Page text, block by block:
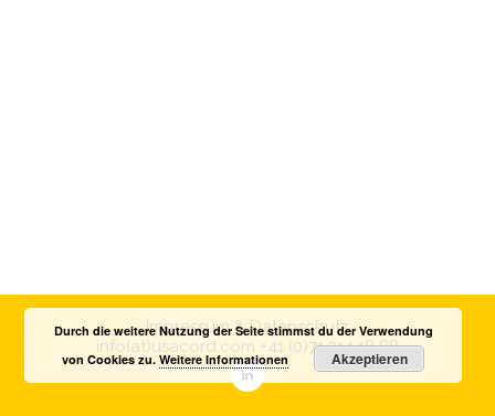
Impressum & Datenschutz
info(at)usacord.com +41 (0)71 314 18 88
Durch die weitere Nutzung der Seite stimmst du der Verwendung
von Cookies zu.Weitere Informationen Akzeptieren